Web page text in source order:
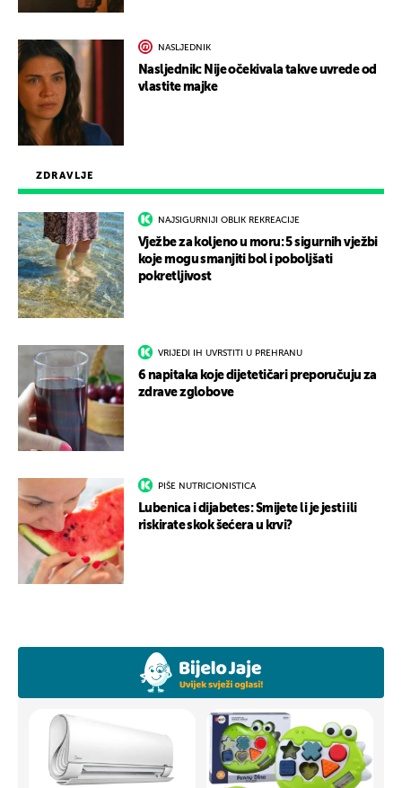
ZDRAVLJE
NAJSIGURNIJI OBLIK REKREACIJE
Vježbe za koljeno u moru: 5 sigurnih vježbi
koje mogu smanjiti bol i poboljšati
pokretljivost
VRIJEDI IH UVRSTITI U PREHRANU
6 napitaka koje dijetetičari preporučuju za
zdrave zglobove
PIŠE NUTRICIONISTICA
Lubenica i dijabetes: Smijete li je jesti ili
riskirate skok šećera u krvi?
NASLJEDNIK
Nasljednik: Nije očekivala takve uvrede od
vlastite majke